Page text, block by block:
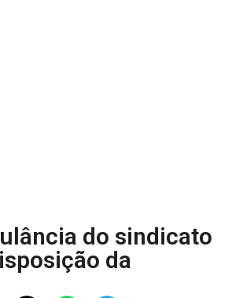
do sindicato
da